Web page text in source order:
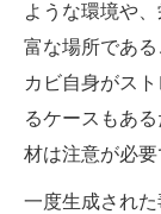
ような環境や
富な場所である
カビ自身がス
るケースもあ
材は注意が必要
一度生成され